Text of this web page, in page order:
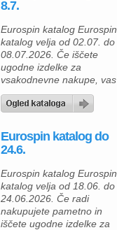
Z izdelki iz ponudbe lahko
preprosto pripravite
okusne obroke za vso
družino, obenem pa tudi
prihranite pri
vsakodnevnem nakupu.
Za pripravo […]
8.7.
Eurospin katalog Eurospin
katalog velja od 02.07. do
08.07.2026. Če iščete
ugodne izdelke za
vsakodnevne nakupe, vas
bo Eurospin ponudba
zagotovo navdušila. Med
izkoristite številne akcijske
cene ter napolnite svojo
shrambo s kakovostnimi
živili in osvežilnimi pijačami
po odličnih cenah. Za
poletno osvežitev je
odlična izbira ledeni čaj
breskev […]
Eurospin katalog do
24.6.
Eurospin katalog Eurospin
katalog velja od 18.06. do
24.06.2026. Če radi
nakupujete pametno in
iščete ugodne izdelke za